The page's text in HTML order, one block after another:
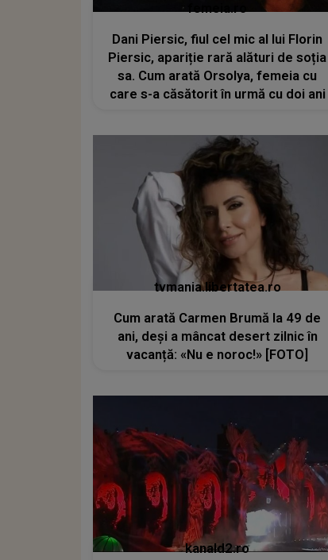
femeia.ro
Dani Piersic, fiul cel mic al lui Florin
Piersic, apariție rară alături de soția
sa. Cum arată Orsolya, femeia cu
care s-a căsătorit în urmă cu doi ani
tvmania.libertatea.ro
Cum arată Carmen Brumă la 49 de
ani, deși a mâncat desert zilnic în
vacanță: «Nu e noroc!» [FOTO]
kanald2.ro